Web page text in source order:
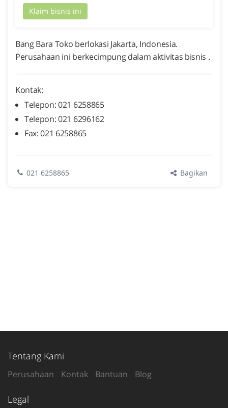
Klaim bisnis ini
Bang Bara Toko berlokasi Jakarta, Indonesia.
Perusahaan ini berkecimpung dalam aktivitas bisnis .
Kontak:
Telepon: 021 6258865
Telepon: 021 6296162
Fax: 021 6258865
021 6258865 Bagikan
Tentang Kami
Perusahaan Kontak Bantuan Blog
Legal